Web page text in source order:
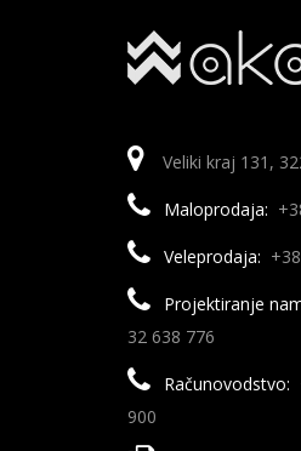
Veliki kraj 131,
Maloprodaja:
Veleprodaja:
Projektiranje
32 638 776
Računovodstvo:
900